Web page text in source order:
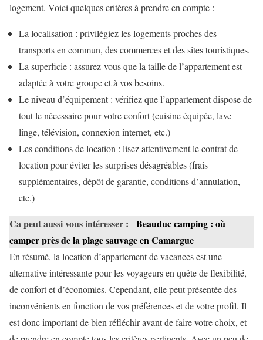
logement. Voici quelques critères à prendre en compte :
La localisation : privilégiez les logements proches des
transports en commun, des commerces et des sites touristiques.
La superficie : assurez-vous que la taille de l’appartement est
adaptée à votre groupe et à vos besoins.
Le niveau d’équipement : vérifiez que l’appartement dispose de
tout le nécessaire pour votre confort (cuisine équipée, lave-
linge, télévision, connexion internet, etc.)
Les conditions de location : lisez attentivement le contrat de
location pour éviter les surprises désagréables (frais
supplémentaires, dépôt de garantie, conditions d’annulation,
etc.)
Ca peut aussi vous intéresser :
Beauduc camping : où
camper près de la plage sauvage en Camargue
En résumé, la location d’appartement de vacances est une
alternative intéressante pour les voyageurs en quête de flexibilité,
de confort et d’économies. Cependant, elle peut présentée des
inconvénients en fonction de vos préférences et de votre profil. Il
est donc important de bien réfléchir avant de faire votre choix, et